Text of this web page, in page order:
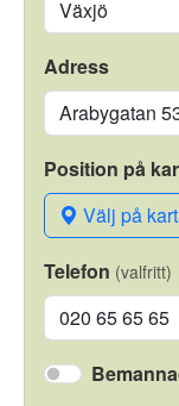
Adress
Position på
Välj på
Telefon (valfritt)